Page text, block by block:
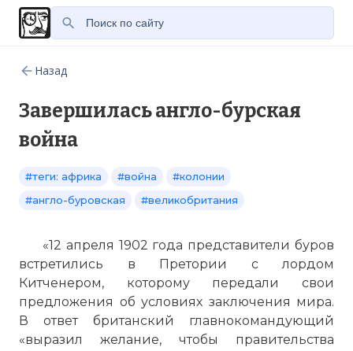
Назад
Завершилась англо-бурская
война
#теги: африка #война
#колонии
#англо-буровская
#великобритания
«12 апреля 1902 года представители буров
встретились в Претории с лордом
Китченером, которому передали свои
предложения об условиях заключения мира.
В ответ британский главнокомандующий
«выразил желание, чтобы правительства